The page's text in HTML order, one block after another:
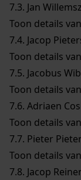
7.3. Jan
Toon details
7.4. Jacop
Toon details
7.5. Jacobus
Toon details
7.6. Adriaen
Toon details
7.7. Pieter
Toon details
7.8. Jacop